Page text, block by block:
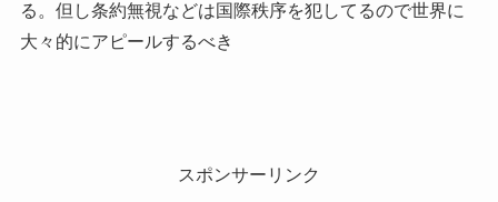
る。但し条約無視などは国際秩序を犯してるので世界に
大々的にアピールするべき
スポンサーリンク